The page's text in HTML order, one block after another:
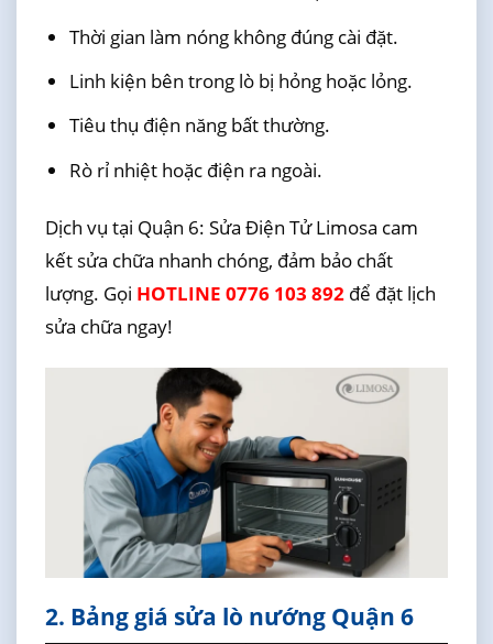
Thời gian làm nóng không đúng cài đặt.
Linh kiện bên trong lò bị hỏng hoặc lỏng.
Tiêu thụ điện năng bất thường.
Rò rỉ nhiệt hoặc điện ra ngoài.
Dịch vụ tại Quận 6: Sửa Điện Tử Limosa cam
kết sửa chữa nhanh chóng, đảm bảo chất
lượng. Gọi HOTLINE 0776 103 892để đặt lịch
sửa chữa ngay!
2. Bảng giá sửa lò nướng Quận 6